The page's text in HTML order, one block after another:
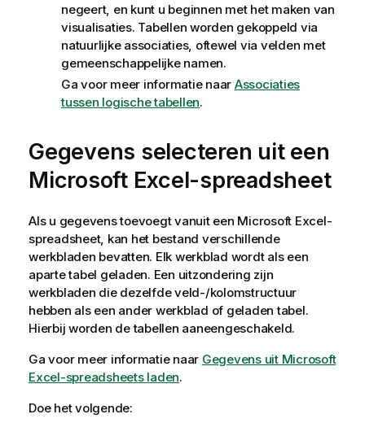
negeert, en kunt u beginnen met het maken van
visualisaties. Tabellen worden gekoppeld via
natuurlijke associaties, oftewel via velden met
gemeenschappelijke namen.
Ga voor meer informatie naar Associaties
tussen logische tabellen.
Gegevens selecteren uit een
Microsoft Excel-spreadsheet
Als u gegevens toevoegt vanuit een Microsoft Excel-
spreadsheet, kan het bestand verschillende
werkbladen bevatten. Elk werkblad wordt als een
aparte tabel geladen. Een uitzondering zijn
werkbladen die dezelfde veld-/kolomstructuur
hebben als een ander werkblad of geladen tabel.
Hierbij worden de tabellen aaneengeschakeld.
Ga voor meer informatie naar Gegevens uit Microsoft
Excel-spreadsheets laden.
Doe het volgende: